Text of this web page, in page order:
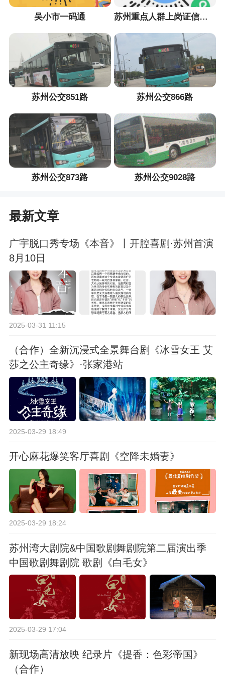
吴小市一码通 苏州重点人群上岗证信息采集小程序
苏州公交851路 苏州公交866路
苏州公交873路 苏州公交9028路
最新文章
广宇脱口秀专场《本音》丨开腔喜剧·苏州首演
8月10日
2025-03-31 11:15
（合作）全新沉浸式全景舞台剧《冰雪女王 艾
莎之公主奇缘》·张家港站
2025-03-29 18:49
开心麻花爆笑客厅喜剧《空降未婚妻》
2025-03-29 18:24
苏州湾大剧院&中国歌剧舞剧院第二届演出季
中国歌剧舞剧院 歌剧《白毛女》
2025-03-29 17:04
新现场高清放映 纪录片《提香：色彩帝国》
（合作）